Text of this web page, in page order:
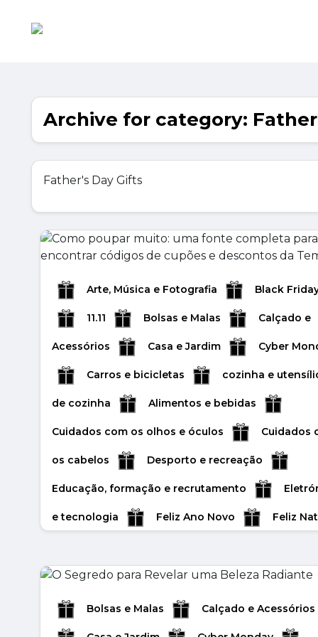
Archive for category:
Father's Day Gifts
Arte, Música e Fotografia Black
11.11 Bolsas e Malas Calçado e
Acessórios Casa e Jardim Cyber
Carros e bicicletas cozinha e
de cozinha Alimentos e bebidas
Cuidados com os olhos e óculos Cuidados
os cabelos Desporto e recreação
Educação, formação e recrutamento
e tecnologia Feliz Ano Novo Feliz
Inverno Joias e acessórios Jogos
Livros e artigos de papelaria Animais de
estimação e acessórios Media e
Bolsas e Malas Calçado e Acessórios